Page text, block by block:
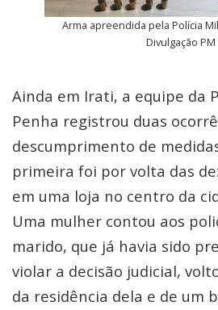
Arma apreendida pela Polícia
Divulgação PM
Ainda em Irati, a equipe da
Penha registrou duas
descumprimento de
primeira foi por volta das
em uma loja no centro da
Uma mulher contou aos
marido, que já havia sido
violar a decisão judicial,
da residência dela e de um